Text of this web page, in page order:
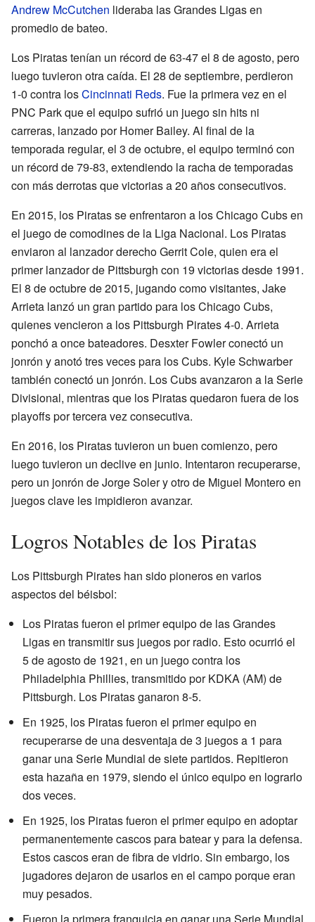
Andrew McCutchen lideraba las Grandes Ligas en
promedio de bateo.
Los Piratas tenían un récord de 63-47 el 8 de agosto, pero
luego tuvieron otra caída. El 28 de septiembre, perdieron
1-0 contra losCincinnati Reds. Fue la primera vez en el
PNC Park que el equipo sufrió un juego sin hits ni
carreras, lanzado por Homer Bailey. Al final de la
temporada regular, el 3 de octubre, el equipo terminó con
un récord de 79-83, extendiendo la racha de temporadas
con más derrotas que victorias a 20 años consecutivos.
En 2015, los Piratas se enfrentaron a los Chicago Cubs en
el juego de comodines de la Liga Nacional. Los Piratas
enviaron al lanzador derecho Gerrit Cole, quien era el
primer lanzador de Pittsburgh con 19 victorias desde 1991.
El 8 de octubre de 2015, jugando como visitantes, Jake
Arrieta lanzó un gran partido para los Chicago Cubs,
quienes vencieron a los Pittsburgh Pirates 4-0. Arrieta
ponchó a once bateadores. Desxter Fowler conectó un
jonrón y anotó tres veces para los Cubs. Kyle Schwarber
también conectó un jonrón. Los Cubs avanzaron a la Serie
Divisional, mientras que los Piratas quedaron fuera de los
playoffs por tercera vez consecutiva.
En 2016, los Piratas tuvieron un buen comienzo, pero
luego tuvieron un declive en junio. Intentaron recuperarse,
pero un jonrón de Jorge Soler y otro de Miguel Montero en
juegos clave les impidieron avanzar.
Logros Notables de los Piratas
Los Pittsburgh Pirates han sido pioneros en varios
aspectos del béisbol:
Los Piratas fueron el primer equipo de las Grandes
Ligas en transmitir sus juegos por radio. Esto ocurrió el
5 de agosto de 1921, en un juego contra los
Philadelphia Phillies, transmitido por KDKA (AM) de
Pittsburgh. Los Piratas ganaron 8-5.
En 1925, los Piratas fueron el primer equipo en
recuperarse de una desventaja de 3 juegos a 1 para
ganar una Serie Mundial de siete partidos. Repitieron
esta hazaña en 1979, siendo el único equipo en lograrlo
dos veces.
En 1925, los Piratas fueron el primer equipo en adoptar
permanentemente cascos para batear y para la defensa.
Estos cascos eran de fibra de vidrio. Sin embargo, los
jugadores dejaron de usarlos en el campo porque eran
muy pesados.